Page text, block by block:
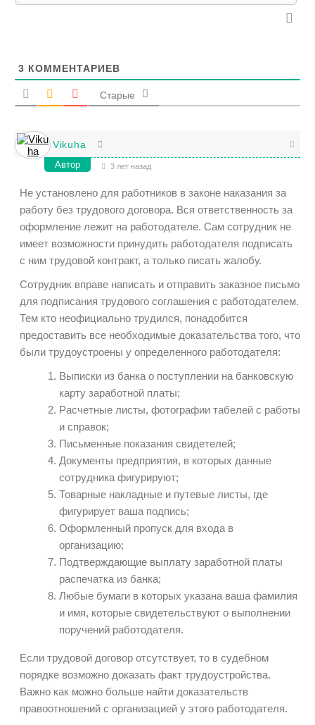
3 КОММЕНТАРИЕВ
Старые
Vikuha
Автор 3 лет назад
Не установлено для работников в законе наказания за
работу без трудового договора. Вся ответственность за
оформление лежит на работодателе. Сам сотрудник не
имеет возможности принудить работодателя подписать
с ним трудовой контракт, а только писать жалобу.
Сотрудник вправе написать и отправить заказное письмо
для подписания трудового соглашения с работодателем.
Тем кто неофициально трудился, понадобится
предоставить все необходимые доказательства того, что
были трудоустроены у определенного работодателя:
Выписки из банка о поступлении на банковскую
карту заработной платы;
Расчетные листы, фотографии табелей с работы
и справок;
Письменные показания свидетелей;
Документы предприятия, в которых данные
сотрудника фигурируют;
Товарные накладные и путевые листы, где
фигурирует ваша подпись;
Оформленный пропуск для входа в
организацию;
Подтверждающие выплату заработной платы
распечатка из банка;
Любые бумаги в которых указана ваша фамилия
и имя, которые свидетельствуют о выполнении
поручений работодателя.
Если трудовой договор отсутствует, то в судебном
порядке возможно доказать факт трудоустройства.
Важно как можно больше найти доказательств
правоотношений с организацией у этого работодателя.